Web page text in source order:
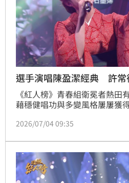
選手演唱陳盈潔經典 許常
《紅人榜》青春組衛冕者熱田
藉穩健唱功與多變風格屢屢獲
日情海一年》，以溫暖細膩的
起評審許常德的回憶。許常德
首歌時的神情，至今仍深深留
香這次的詮釋，更讓他忍不住
時的感覺！」讓他
2026/07/04 09:35